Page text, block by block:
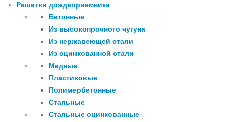
Решетки дождеприемника
Бетонные
Из высокопрочного чугуна
Из нержавеющей стали
Из оцинкованной стали
Медные
Пластиковые
Полимербетонные
Стальные
Стальные оцинкованные